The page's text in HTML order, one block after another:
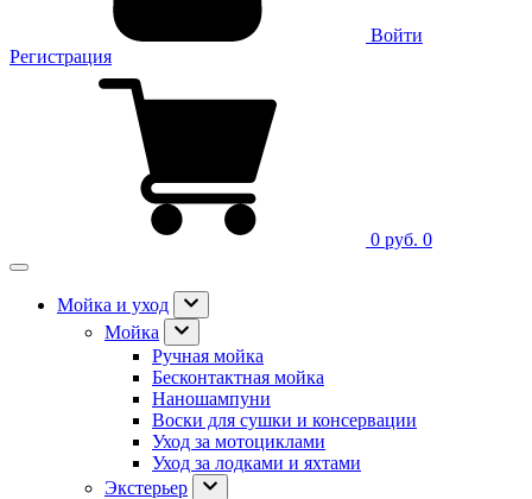
Войти
Регистрация
0 руб. 0
Мойка и уход
Мойка
Ручная мойка
Бесконтактная мойка
Наношампуни
Воски для сушки и консервации
Уход за мотоциклами
Уход за лодками и яхтами
Экстерьер